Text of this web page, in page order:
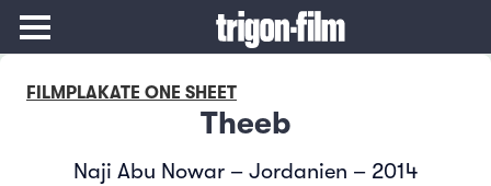
FILMPLAKATE ONE SHEET
Theeb
Naji Abu Nowar – Jordanien – 2014